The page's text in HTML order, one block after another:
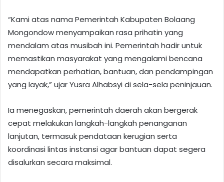
“Kami atas nama Pemerintah Kabupaten Bolaang
Mongondow menyampaikan rasa prihatin yang
mendalam atas musibah ini. Pemerintah hadir untuk
memastikan masyarakat yang mengalami bencana
mendapatkan perhatian, bantuan, dan pendampingan
yang layak,” ujar Yusra Alhabsyi di sela-sela peninjauan.
Ia menegaskan, pemerintah daerah akan bergerak
cepat melakukan langkah-langkah penanganan
lanjutan, termasuk pendataan kerugian serta
koordinasi lintas instansi agar bantuan dapat segera
disalurkan secara maksimal.